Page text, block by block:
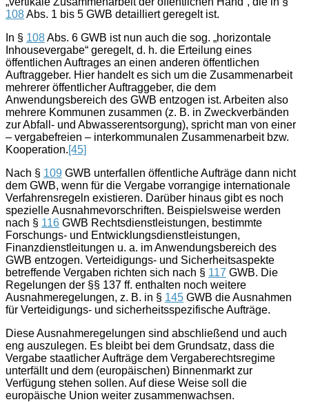
108Abs. 1 bis 5 GWB detailliert geregelt ist.
In § 108Abs. 6 GWB ist nun auch die sog. „horizontale
Inhousevergabe“ geregelt, d. h. die Erteilung eines
öffentlichen Auftrages an einen anderen öffentlichen
Auftraggeber. Hier handelt es sich um die Zusammenarbeit
mehrerer öffentlicher Auftraggeber, die dem
Anwendungsbereich des GWB entzogen ist. Arbeiten also
mehrere Kommunen zusammen (z. B. in Zweckverbänden
zur Abfall- und Abwasserentsorgung), spricht man von einer
– vergabefreien – interkommunalen Zusammenarbeit bzw.
Kooperation.[45]
Nach § 109 GWB unterfallen öffentliche Aufträge dann nicht
dem GWB, wenn für die Vergabe vorrangige internationale
Verfahrensregeln existieren. Darüber hinaus gibt es noch
spezielle Ausnahmevorschriften. Beispielsweise werden
nach § 116 GWB Rechtsdienstleistungen, bestimmte
Forschungs- und Entwicklungsdienstleistungen,
Finanzdienstleitungen u. a. im Anwendungsbereich des
GWB entzogen. Verteidigungs- und Sicherheitsaspekte
betreffende Vergaben richten sich nach § 117 GWB. Die
Regelungen der §§ 137 ff. enthalten noch weitere
Ausnahmeregelungen, z. B. in § 145 GWB die Ausnahmen
für Verteidigungs- und sicherheitsspezifische Aufträge.
Diese Ausnahmeregelungen sind abschließend und auch
eng auszulegen. Es bleibt bei dem Grundsatz, dass die
Vergabe staatlicher Aufträge dem Vergaberechtsregime
unterfällt und dem (europäischen) Binnenmarkt zur
Verfügung stehen sollen. Auf diese Weise soll die
europäische Union weiter zusammenwachsen.